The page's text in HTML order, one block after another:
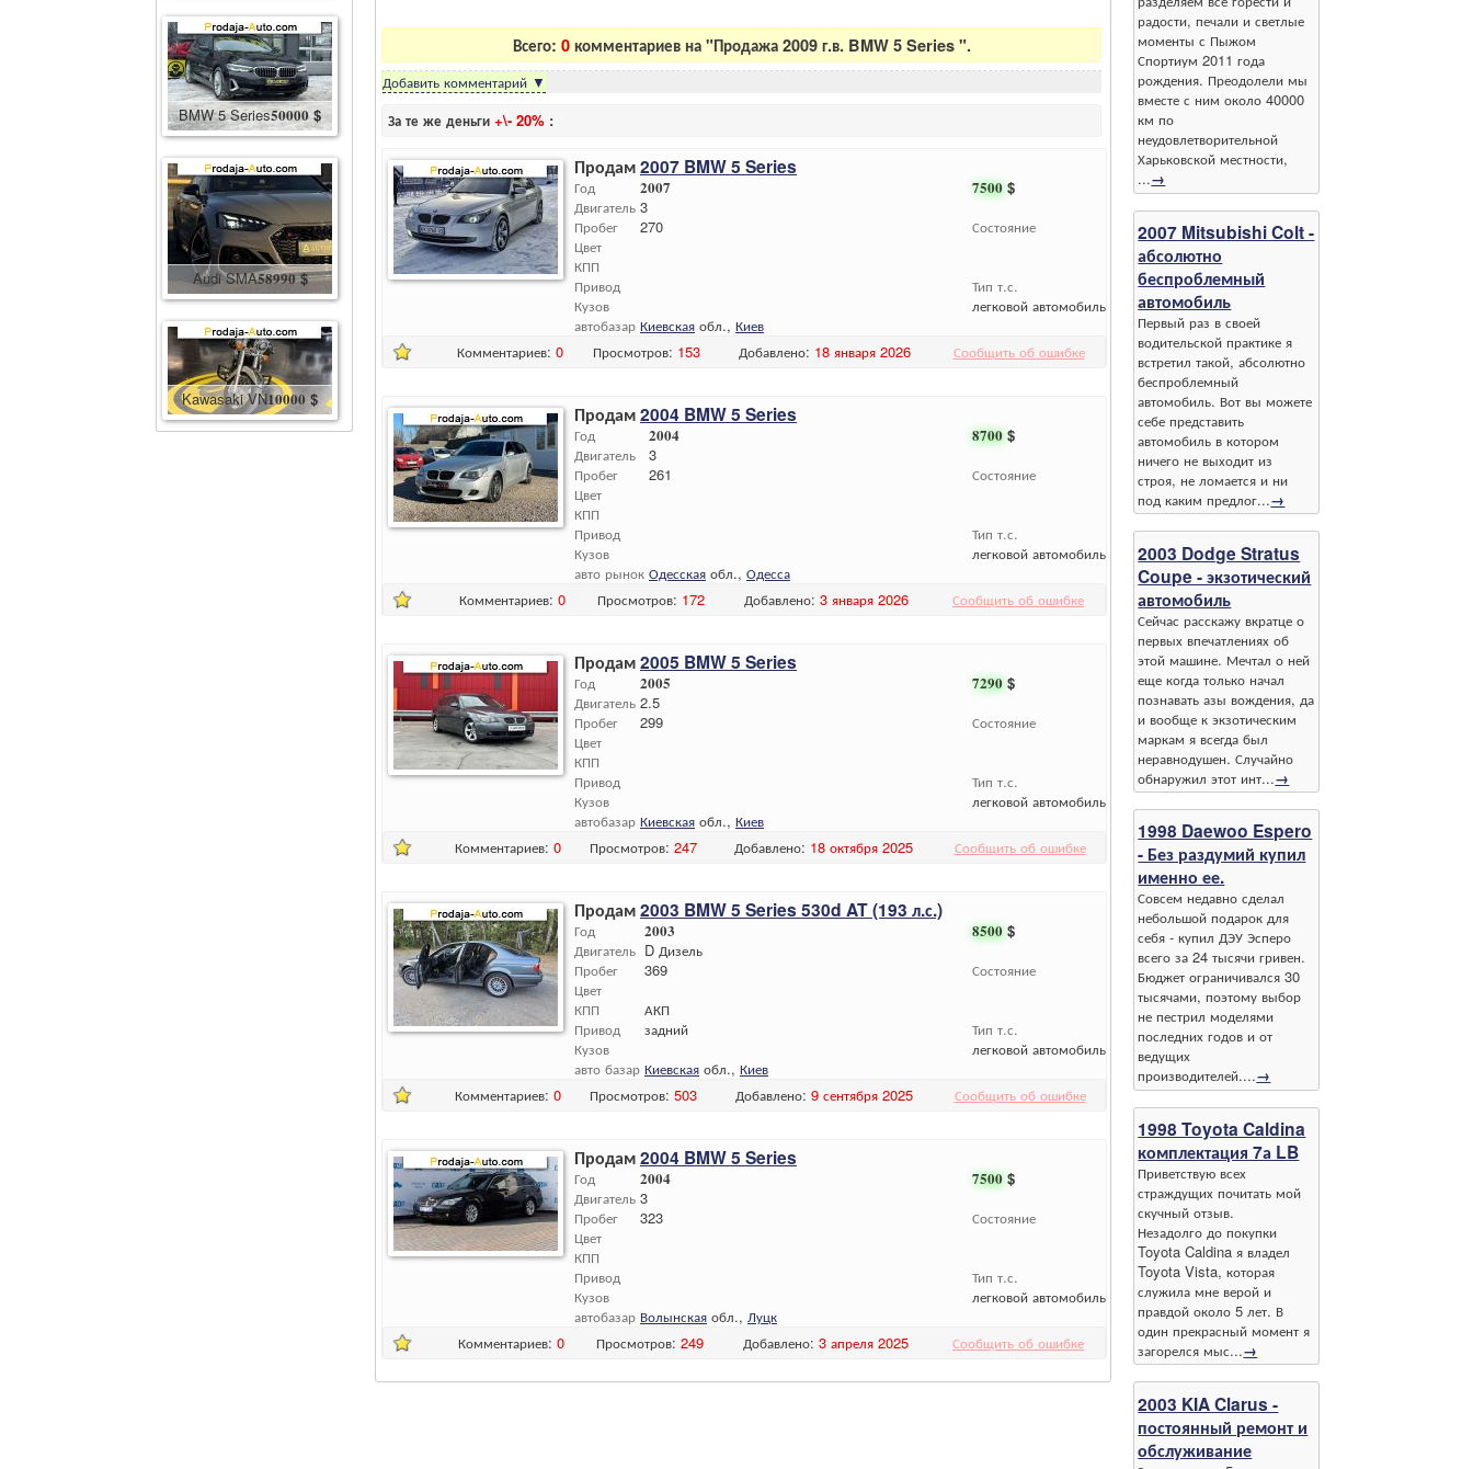
BMW 5 Series50000 $
Audi SMA58990 $
Kawasaki VN10000 $
Всего: 0 комментариев на "Продажа 2009 г.в. BMW 5 Series ".
Добавить комментарий ▼
За те же деньги +\- 20% :
Продам2007 BMW 5 Series
7500 $
Состояние
Тип т.с.
легковой автомобиль
Год
Двигатель
Пробег
Цвет
КПП
Привод
Кузов
автобазар
2007
3
270
Киевская обл., Киев
Комментариев: 0 Просмотров: 153 Добавлено: 18 января 2026 Сообщить об ошибке
Продам2004 BMW 5 Series
8700 $
Состояние
Тип т.с.
легковой автомобиль
Год
Двигатель
Пробег
Цвет
КПП
Привод
Кузов
авто рынок
2004
3
261
Одесская обл., Одесса
Комментариев: 0 Просмотров: 172 Добавлено: 3 января 2026 Сообщить об ошибке
Продам2005 BMW 5 Series
7290 $
Состояние
Тип т.с.
легковой автомобиль
Год
Двигатель
Пробег
Цвет
КПП
Привод
Кузов
автобазар
2005
2.5
299
Киевская обл., Киев
Комментариев: 0 Просмотров: 247 Добавлено: 18 октября 2025 Сообщить об ошибке
Продам2003 BMW 5 Series 530d AT (193 л.с.)
8500 $
Состояние
Тип т.с.
легковой автомобиль
Год
Двигатель
Пробег
Цвет
КПП
Привод
Кузов
авто базар
2003
D Дизель
369
АКП
задний
Киевская обл., Киев
Комментариев: 0 Просмотров: 503 Добавлено: 9 сентября 2025 Сообщить об ошибке
Продам2004 BMW 5 Series
7500 $
Состояние
Тип т.с.
легковой автомобиль
Год
Двигатель
Пробег
Цвет
КПП
Привод
Кузов
автобазар
2004
3
323
Волынская обл., Луцк
Комментариев: 0 Просмотров: 249 Добавлено: 3 апреля 2025 Сообщить об ошибке
радости, печали и светлые
моменты с Пыжом
Спортиум 2011 года
рождения. Преодолели мы
вместе с ним около 40000
км по
неудовлетворительной
Харьковской местности,
...→
2007 Mitsubishi Colt -
абсолютно
беспроблемный
автомобиль
Первый раз в своей
водительской практике я
встретил такой, абсолютно
беспроблемный
автомобиль. Вот вы можете
себе представить
автомобиль в котором
ничего не выходит из
строя, не ломается и ни
под каким предлог...→
2003 Dodge Stratus
Coupe - экзотический
автомобиль
Сейчас расскажу вкратце о
первых впечатлениях об
этой машине. Мечтал о ней
еще когда только начал
познавать азы вождения, да
и вообще к экзотическим
маркам я всегда был
неравнодушен. Случайно
обнаружил этот инт...→
1998 Daewoo Espero
- Без раздумий купил
именно ее.
Совсем недавно сделал
небольшой подарок для
себя - купил ДЭУ Эсперо
всего за 24 тысячи гривен.
Бюджет ограничивался 30
тысячами, поэтому выбор
не пестрил моделями
последних годов и от
ведущих
производителей....→
1998 Toyota Caldina
комплектация 7а LB
Приветствую всех
страждущих почитать мой
скучный отзыв.
Незадолго до покупки
Toyota Caldina я владел
Toyota Vista, которая
служила мне верой и
правдой около 5 лет. В
один прекрасный момент я
загорелся мыс...→
2003 KIA Clarus -
постоянный ремонт и
обслуживание